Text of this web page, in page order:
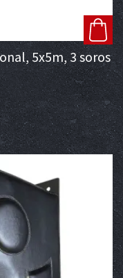
5x5m, 3 soros